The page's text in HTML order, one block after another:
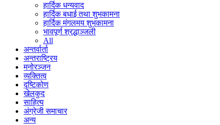
हार्दिक धन्यवाद
हार्दिक बधाई तथा शुभकामना
हार्दिक मंगलमय शुभकामना
भावपूर्ण श्रद्धाञ्जली
All
अन्तर्वार्ता
अन्तराष्ट्रिय
मनोरञ्जन
व्यक्तित्व
दृष्टिकोण
खेलकुद
साहित्य
अंग्रेजी समाचार
अन्य